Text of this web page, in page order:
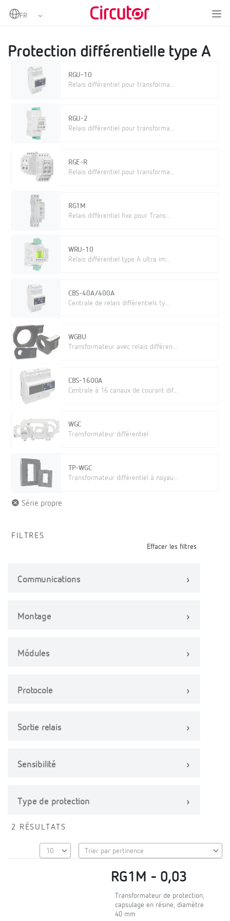
Home Protection et contrôle
Protection différentielle
Protection différentielle type A
RGU-10
Relais différentiel pour transforma...
RGU-2
Relais différentiel pour transforma...
RGE-R
Relais différentiel pour transforma...
RG1M
Relais différentiel fixe pour Trans...
WRU-10
Relais différentiel type A ultra im...
CBS-40A/400A
Centrale de relais différentiels ty...
WGBU
Transformateur avec relais différen...
CBS-1600A
Centrale à 16 canaux de courant dif...
WGC
Transformateur différentiel
TP-WGC
Transformateur différentiel à noyau...
Série propre
FILTRES
Effacer les filtres
Communications
Montage
Módules
Protocole
Sortie relais
Sensibilité
Type de protection
2 RÉSULTATS
RG1M - 0,03
Transformateur de protection,
capsulage en résine, diamètre
40 mm